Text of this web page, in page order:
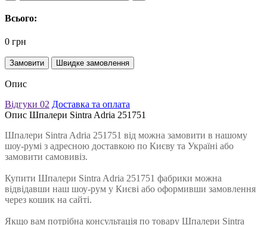
Всього:
0 грн
Замовити Швидке замовлення
Опис
Відгуки 02 Доставка та оплата
Опис Шпалери Sintra Adria 251751
Шпалери Sintra Adria 251751 від можна замовити в нашому
шоу-румі з адресною доставкою по Києву та Україні або
замовити самовивіз.
Купити Шпалери Sintra Adria 251751 фабрики можна
відвідавши наш шоу-рум у Києві або оформивши замовлення
через кошик на сайті.
Якщо вам потрібна консультація по товару Шпалери Sintra